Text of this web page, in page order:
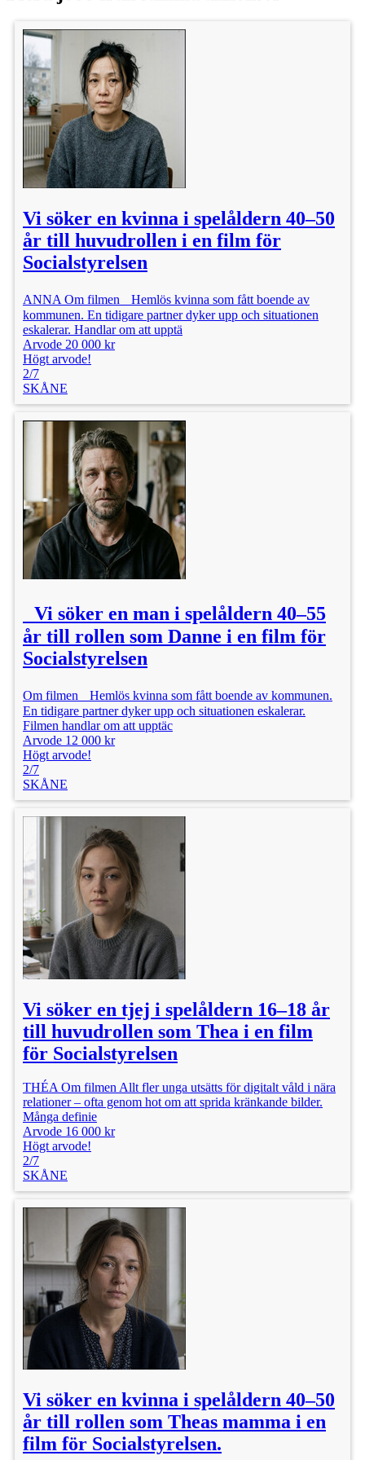
Vi söker en kvinna i spelåldern 40–50
år till huvudrollen i en film för
Socialstyrelsen
ANNA Om filmen Hemlös kvinna som fått boende av
kommunen. En tidigare partner dyker upp och situationen
eskalerar. Handlar om att upptä
Arvode 20 000 kr
Högt arvode!
2/7
SKÅNE
Vi söker en man i spelåldern 40–55
år till rollen som Danne i en film för
Socialstyrelsen
Om filmen Hemlös kvinna som fått boende av kommunen.
En tidigare partner dyker upp och situationen eskalerar.
Filmen handlar om att upptäc
Arvode 12 000 kr
Högt arvode!
2/7
SKÅNE
Vi söker en tjej i spelåldern 16–18 år
till huvudrollen som Thea i en film
för Socialstyrelsen
THÉA Om filmen Allt fler unga utsätts för digitalt våld i nära
relationer – ofta genom hot om att sprida kränkande bilder.
Många definie
Arvode 16 000 kr
Högt arvode!
2/7
SKÅNE
Vi söker en kvinna i spelåldern 40–50
år till rollen som Theas mamma i en
film för Socialstyrelsen.